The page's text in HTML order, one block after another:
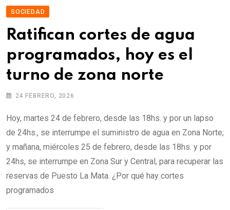
SOCIEDAD
Ratifican cortes de agua
programados, hoy es el
turno de zona norte
24 FEBRERO, 2026
Hoy, martes 24 de febrero, desde las 18hs. y por un lapso
de 24hs., se interrumpe el suministro de agua en Zona Norte;
y mañana, miércoles 25 de febrero, desde las 18hs. y por
24hs, se interrumpe en Zona Sur y Central, para recuperar las
reservas de Puesto La Mata. ¿Por qué hay cortes
programados